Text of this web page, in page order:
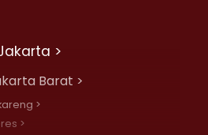
>
Barat >
>
>